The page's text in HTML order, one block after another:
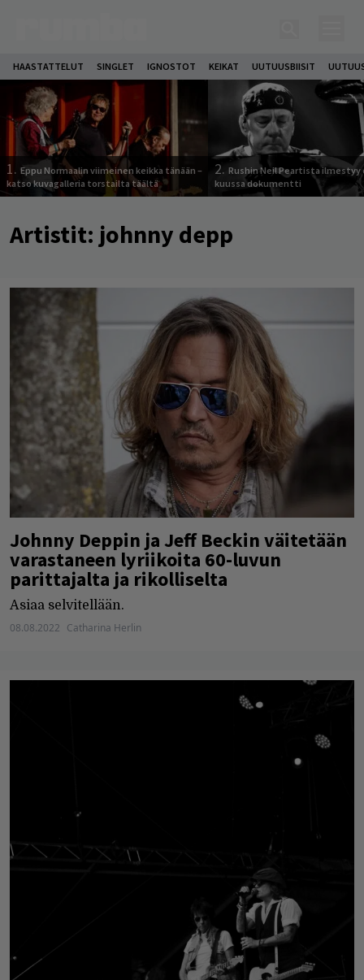
HAASTATTELUT SINGLET IGNOSTOT KEIKAT UUTUUSBIISIT
1. Eppu Normaalin viimeinen keikka tänään –
katso kuvagalleria torstailta täältä
2. Rushin Neil Peartista ilmestyy
kuussa dokumentti
Artistit: johnny depp
Johnny Deppin ja Jeff Beckin väitetään
varastaneen lyriikoita 60-luvun
parittajalta ja rikolliselta
Asiaa selvitellään.
08.08.2022 Catharina Herlin